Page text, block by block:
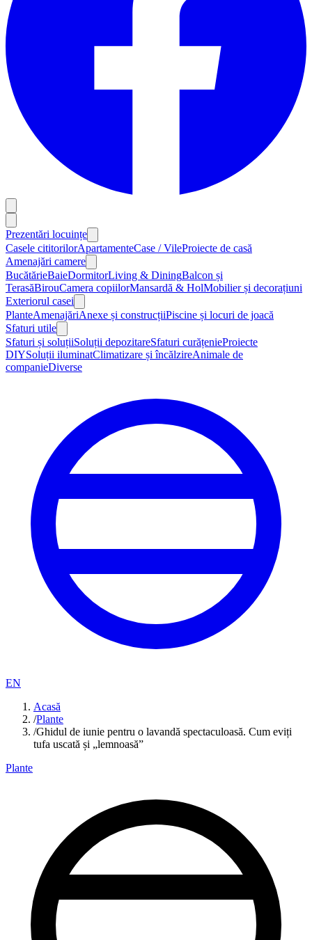
Prezentări locuințe
Casele cititorilorApartamenteCase / VileProiecte de casă
Amenajări camere
BucătărieBaieDormitorLiving & DiningBalcon și
TerasăBirouCamera copiilorMansardă & HolMobilier și decorațiuni
Exteriorul casei
PlanteAmenajăriAnexe și construcțiiPiscine și locuri de joacă
Sfaturi utile
Sfaturi și soluțiiSoluții depozitareSfaturi curățenieProiecte
DIYSoluții iluminatClimatizare și încălzireAnimale de
companieDiverse
EN
Acasă
/Plante
/Ghidul de iunie pentru o lavandă spectaculoasă. Cum eviți
tufa uscată și „lemnoasă”
Plante